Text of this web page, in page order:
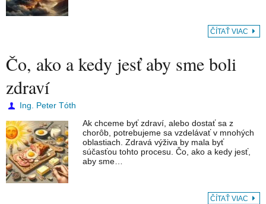
ČÍTAŤ VIAC
Čo, ako a kedy jesť aby sme boli
zdraví
Ing. Peter Tóth
Ak chceme byť zdraví, alebo dostať sa z
chorôb, potrebujeme sa vzdelávať v mnohých
oblastiach. Zdravá výživa by mala byť
súčasťou tohto procesu. Čo, ako a kedy jesť,
aby sme…
ČÍTAŤ VIAC